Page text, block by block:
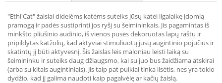
"Ethi'Cat" žaislai didelėms katėms suteiks jūsų katei ilgalaikę įdomią
pramogą ir padės sustiprinti jos ryšį su šeimininkais. Jis pagamintas iš
minkšto pliušinio audinio, iš vienos pusės dekoruotas lapų raštu ir
pripildytas katžolių, kad aktyviai stimuliuotų jūsų augintinio pojūčius ir
skatintų jį būti aktyvesnį. Šis žaislas leis maloniau leisti laiką su
šeimininku ir suteiks daug džiaugsmo, kai su juo bus žaidžiama atskirai
(arba su kitais augintiniais). Jis taip pat puikiai tinka ilsėtis, nes yra tokio
dydžio, kad jį galima naudoti kaip pagalvėlę ar kačių žaislą.